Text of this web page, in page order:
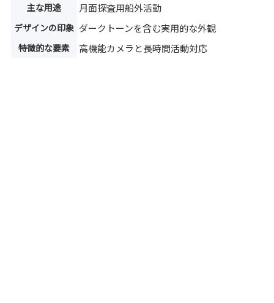
主な用途 月面探査用船外活動
デザインの印象 ダークトーンを含む実用的な外観
特徴的な要素 高機能カメラと長時間活動対応